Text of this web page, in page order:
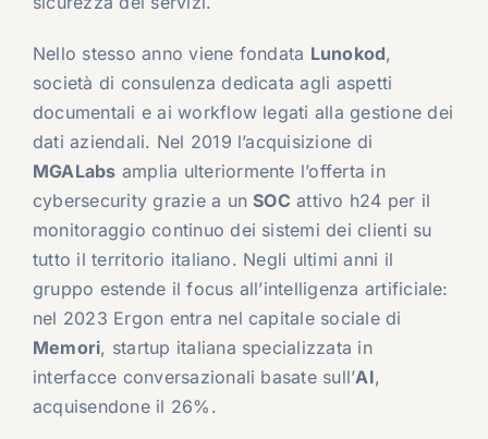
Nello stesso anno viene fondata Lunokod,
società di consulenza dedicata agli aspetti
documentali e ai workflow legati alla gestione dei
dati aziendali. Nel 2019 l’acquisizione di
MGALabs amplia ulteriormente l’offerta in
cybersecurity grazie a unSOC attivo h24 per il
monitoraggio continuo dei sistemi dei clienti su
tutto il territorio italiano. Negli ultimi anni il
gruppo estende il focus all’intelligenza artificiale:
nel 2023 Ergon entra nel capitale sociale di
Memori, startup italiana specializzata in
interfacce conversazionali basate sull’AI,
acquisendone il 26%.